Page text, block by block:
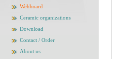
Webboard
Ceramic organizations
Download
Contact / Order
About us